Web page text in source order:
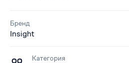
Бренд
Insight
Категория